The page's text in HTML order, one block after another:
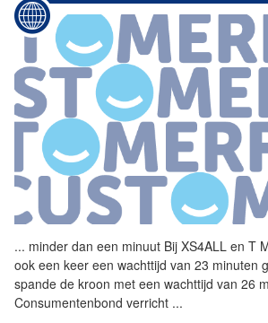
... minder dan een minuut Bij XS4ALL en T
ook een keer een wachttijd van 23 minuten
spande de kroon met een wachttijd van 26
Consumentenbond verricht ...